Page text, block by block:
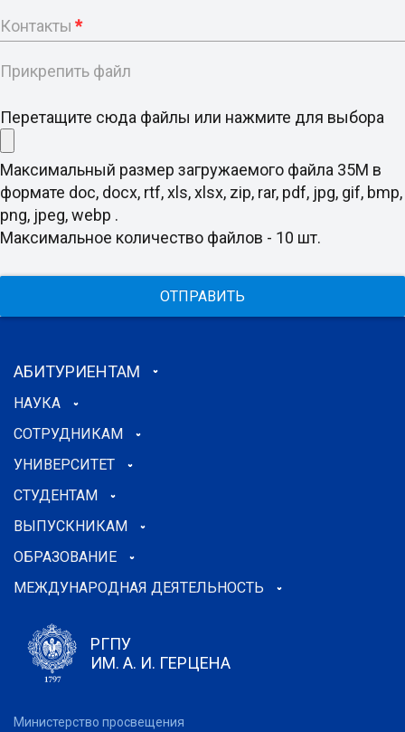
Контакты *
Прикрепить файл
Перетащите сюда файлы или нажмите для выбора
Максимальный размер загружаемого файла 35M в
формате doc, docx, rtf, xls, xlsx, zip, rar, pdf, jpg, gif, bmp,
png, jpeg, webp .
Максимальное количество файлов - 10 шт.
ОТПРАВИТЬ
АБИТУРИЕНТАМ
НАУКА
СОТРУДНИКАМ
УНИВЕРСИТЕТ
СТУДЕНТАМ
ВЫПУСКНИКАМ
ОБРАЗОВАНИЕ
МЕЖДУНАРОДНАЯ ДЕЯТЕЛЬНОСТЬ
РГПУ
ИМ. А. И. ГЕРЦЕНА
Министерство просвещения